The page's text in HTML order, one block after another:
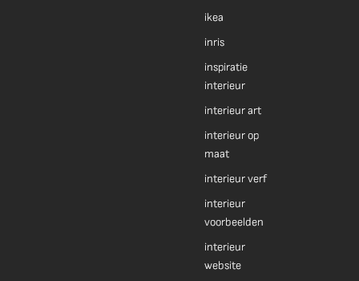
ikea
inris
inspiratie
interieur
interieur art
interieur op
maat
interieur verf
interieur
voorbeelden
interieur
website